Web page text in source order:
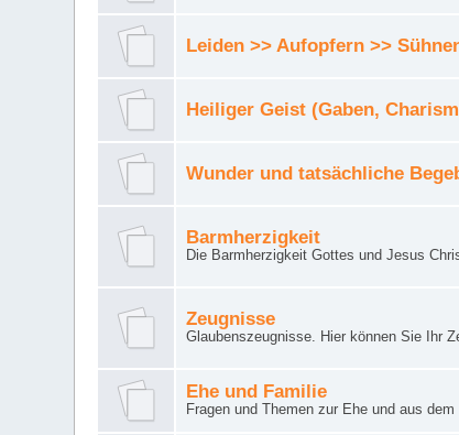
Leiden >> Aufopfern >>
Heiliger Geist (Gaben,
Wunder und tatsächliche
Barmherzigkeit
Die Barmherzigkeit Gottes und Jesus
Zeugnisse
Glaubenszeugnisse. Hier können Sie Ihr
Ehe und Familie
Fragen und Themen zur Ehe und aus